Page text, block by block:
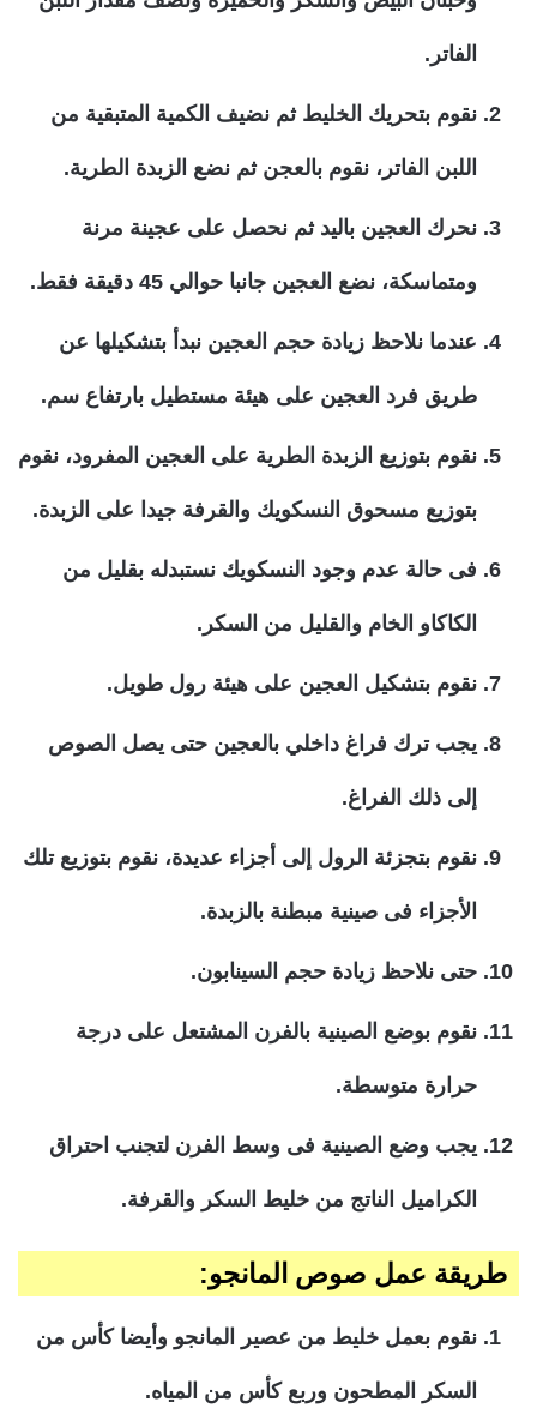
الفاتر.
نقوم بتحريك الخليط ثم نضيف الكمية المتبقية من
اللبن الفاتر، نقوم بالعجن ثم نضع الزبدة الطرية.
نحرك العجين باليد ثم نحصل على عجينة مرنة
ومتماسكة، نضع العجين جانبا حوالي 45 دقيقة فقط.
عندما نلاحظ زيادة حجم العجين نبدأ بتشكيلها عن
طريق فرد العجين على هيئة مستطيل بارتفاع سم.
نقوم بتوزيع الزبدة الطرية على العجين المفرود، نقوم
بتوزيع مسحوق النسكويك والقرفة جيدا على الزبدة.
فى حالة عدم وجود النسكويك نستبدله بقليل من
الكاكاو الخام والقليل من السكر.
نقوم بتشكيل العجين على هيئة رول طويل.
يجب ترك فراغ داخلي بالعجين حتى يصل الصوص
إلى ذلك الفراغ.
نقوم بتجزئة الرول إلى أجزاء عديدة، نقوم بتوزيع تلك
الأجزاء فى صينية مبطنة بالزبدة.
حتى نلاحظ زيادة حجم السينابون.
نقوم بوضع الصينية بالفرن المشتعل على درجة
حرارة متوسطة.
يجب وضع الصينية فى وسط الفرن لتجنب احتراق
الكراميل الناتج من خليط السكر والقرفة.
طريقة عمل صوص المانجو:
نقوم بعمل خليط من عصير المانجو وأيضا كأس من
السكر المطحون وربع كأس من المياه.